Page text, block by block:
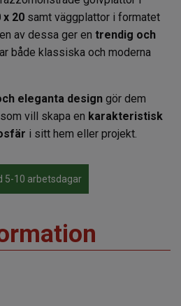
x 20 samt väggplattor i formatet
av dessa ger en trendig och
både klassiska och moderna
eleganta design gör dem
vill skapa en karakteristisk
i sitt hem eller projekt.
5-10 arbetsdagar